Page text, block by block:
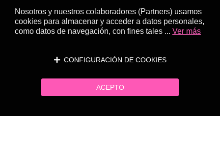
Nosotros y nuestros colaboradores (Partners) usamos
cookies para almacenar y acceder a datos personales,
como datos de navegación, con fines tales ... Ver más
CONFIGURACIÓN DE COOKIES
ACEPTO